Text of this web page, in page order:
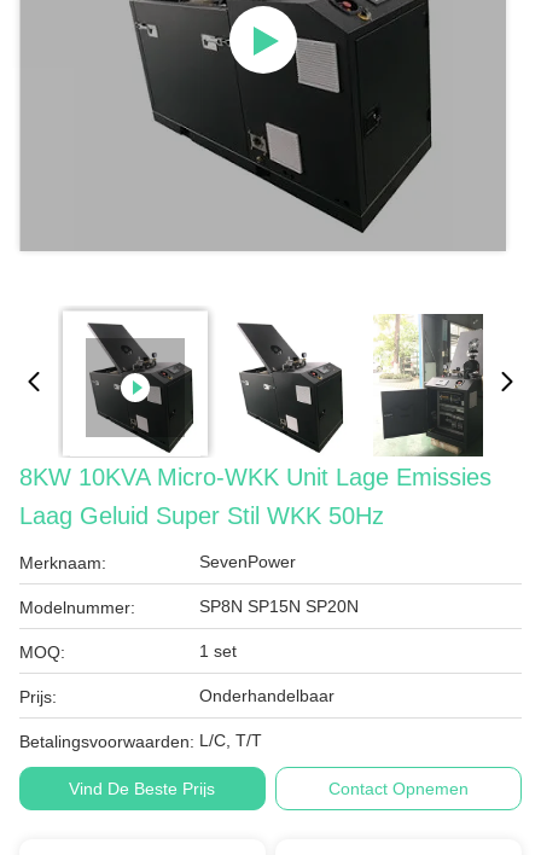
8KW 10KVA Micro-WKK Unit Lage Emissies
Laag Geluid Super Stil WKK 50Hz
Merknaam: SevenPower
Modelnummer: SP8N SP15N SP20N
MOQ: 1 set
Prijs: Onderhandelbaar
Betalingsvoorwaarden: L/C, T/T
Vind De Beste Prijs Contact Opnemen